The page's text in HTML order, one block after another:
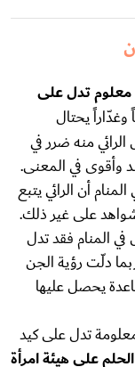
معلوم تدل على
وغدّاراً يحتال
منه ضرر في
وأقوى في المعنى.
أن الرائي يتبع
على غير ذلك.
المنام فقد تدل
دلّت رؤية الجن
يحصل عليها
تدل على كيد
على هيئة امرأة